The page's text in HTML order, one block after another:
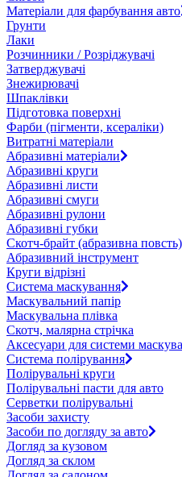
Матеріали для фарбування авто
Грунти
Лаки
Розчинники / Розріджувачі
Затверджувачі
Знежирювачі
Шпаклівки
Підготовка поверхні
Фарби (пігменти, ксераліки)
Витратні матеріали
Абразивні матеріали
Абразивні круги
Абразивні листи
Абразивні смуги
Абразивні рулони
Абразивні губки
Скотч-брайт (абразивна повсть)
Абразивний інструмент
Круги відрізні
Система маскування
Маскувальний папір
Маскувальна плівка
Скотч, малярна стрічка
Аксесуари для системи
Система полірування
Полірувальні круги
Полірувальні пасти для авто
Серветки полірувальні
Засоби захисту
Засоби по догляду за авто
Догляд за кузовом
Догляд за склом